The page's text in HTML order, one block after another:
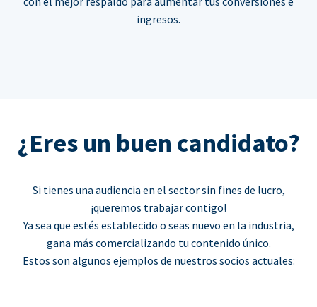
ingresos.
¿Eres un buen candidato?
Si tienes una audiencia en el sector sin fines de lucro,
¡queremos trabajar contigo!
Ya sea que estés establecido o seas nuevo en la industria,
gana más comercializando tu contenido único.
Estos son algunos ejemplos de nuestros socios actuales: